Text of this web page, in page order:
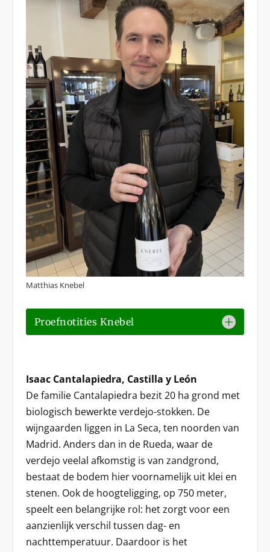
Matthias Knebel
Proefnotities Knebel
Isaac Cantalapiedra, Castilla y León
De familie Cantalapiedra bezit 20 ha grond met
biologisch bewerkte verdejo-stokken. De
wijngaarden liggen in La Seca, ten noorden van
Madrid. Anders dan in de Rueda, waar de
verdejo veelal afkomstig is van zandgrond,
bestaat de bodem hier voornamelijk uit klei en
stenen. Ook de hoogteligging, op 750 meter,
speelt een belangrijke rol: het zorgt voor een
aanzienlijk verschil tussen dag- en
nachttemperatuur. Daardoor is het